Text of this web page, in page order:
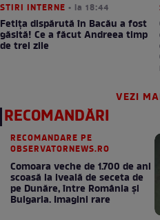
STIRI INTERNE • la 18:44
Fetița dispărută în Bacău a fost
găsită! Ce a făcut Andreea timp
de trei zile
VEZI
RECOMANDĂRI
RECOMANDARE PE
OBSERVATORNEWS.RO
Comoara veche de 1.700 de ani
scoasă la iveală de seceta de
pe Dunăre, între România şi
Bulgaria. Imagini rare